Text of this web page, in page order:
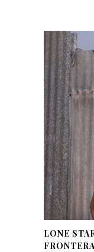
LONE
FRONTERA